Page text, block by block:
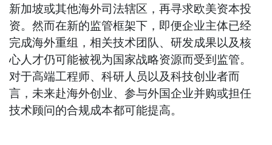
新加坡或其他海外司法辖区，再寻求欧美资本投
资。然而在新的监管框架下，即便企业主体已经
完成海外重组，相关技术团队、研发成果以及核
心人才仍可能被视为国家战略资源而受到监管。
对于高端工程师、科研人员以及科技创业者而
言，未来赴海外创业、参与外国企业并购或担任
技术顾问的合规成本都可能提高。